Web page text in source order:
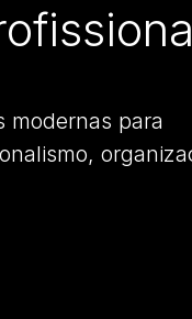
modernas para